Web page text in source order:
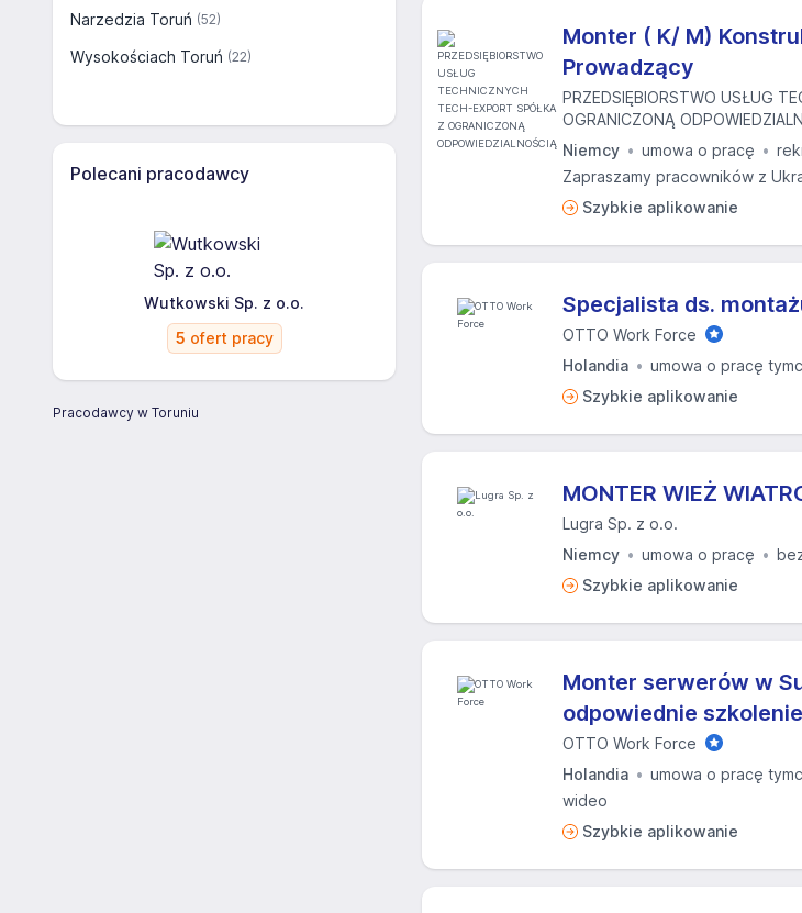
Narzedzia Toruń (52)
Wysokościach Toruń (22)
Polecani pracodawcy
Wutkowski Sp. z o.o.
5 ofert pracy
Pracodawcy w Toruniu
Monter ( K/ M)
Prowadzący
PRZEDSIĘBIORSTWO USŁUG
OGRANICZONĄ
Niemcy
umowa o pracę
Zapraszamy pracowników z
Szybkie aplikowanie
Specjalista ds.
OTTO Work Force
Holandia
umowa o pracę
Szybkie aplikowanie
MONTER WIEŻ
Lugra Sp. z o.o.
Niemcy
umowa o pracę
Szybkie aplikowanie
Monter serwerów w
odpowiednie szkolenie
OTTO Work Force
Holandia
umowa o pracę
wideo
Szybkie aplikowanie